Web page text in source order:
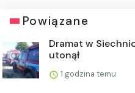
Powiązane
Dramat w
utonął
1 godzina temu